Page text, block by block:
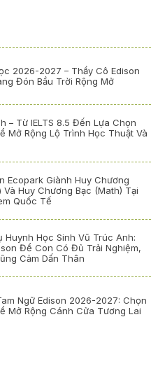
2026-2027 – Thầy Cô Edison
Đón Bầu Trời Rộng Mở
– Từ IELTS 8.5 Đến Lựa Chọn
Mở Rộng Lộ Trình Học Thuật Và
Ecopark Giành Huy Chương
Huy Chương Bạc (Math) Tại
Quốc Tế
Huynh Học Sinh Vũ Trúc Anh:
Để Con Có Đủ Trải Nghiệm,
Cảm Dấn Thân
Ngữ Edison 2026-2027: Chọn
Mở Rộng Cánh Cửa Tương Lai